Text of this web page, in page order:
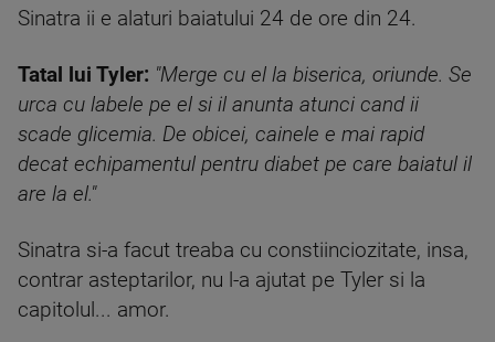
Sinatra ii e alaturi baiatului 24 de ore din 24.
Tatal lui Tyler: "Merge cu el la biserica, oriunde. Se
urca cu labele pe el si il anunta atunci cand ii
scade glicemia. De obicei, cainele e mai rapid
decat echipamentul pentru diabet pe care baiatul il
are la el."
Sinatra si-a facut treaba cu constiinciozitate, insa,
contrar asteptarilor, nu l-a ajutat pe Tyler si la
capitolul... amor.